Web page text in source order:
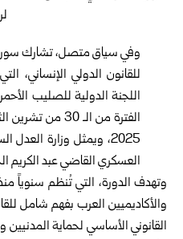
وفي سياق متصل، تشارك
للقانون الدولي الإنساني،
اللجنة الدولية للصليب
2025، ويمثل وزارة العدل
العسكري القاضي عبد الكريم
والأكاديميين العرب بفهم شامل
القانوني الأساسي لحماية